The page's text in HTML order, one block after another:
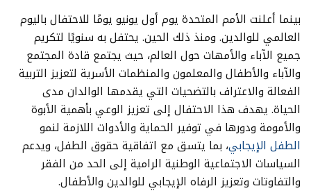
بينما أعلنت الأمم المتحدة يوم أول يونيو يومًا للاحتفال باليوم
العالمي للوالدين. ومنذ ذلك الحين. يحتفل به سنويًا لتكريم
جميع الآباء والأمهات حول العالم، حيث يجتمع قادة المجتمع
والآباء والأطفال والمعلمون والمنظمات الأسرية لتعزيز التربية
الفعالة والاعتراف بالتضحيات التي يقدمها الوالدان مدى
الحياة. يهدف هذا الاحتفال إلى تعزيز الوعي بأهمية الأبوة
والأمومة ودورها في توفير الحماية والأدوات اللازمة لنمو
الطفل الإيجابي، بما يتسق مع اتفاقية حقوق الطفل، ويدعم
السياسات الاجتماعية الوطنية الرامية إلى الحد من الفقر
والتفاوتات وتعزيز الرفاه الإيجابي للوالدين والأطفال.